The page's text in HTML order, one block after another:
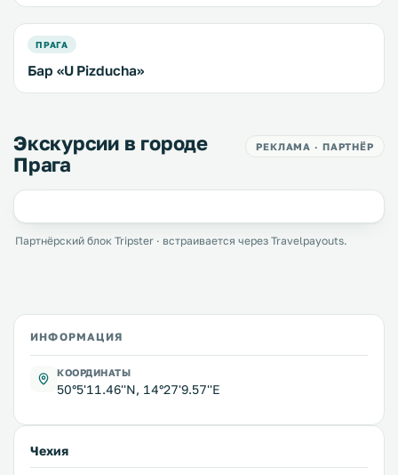
ПРАГА
Бар «U Pizducha»
Экскурсии в городе
Прага
РЕКЛАМА · ПАРТНЁР
Партнёрский блок Tripster · встраивается через Travelpayouts.
ИНФОРМАЦИЯ
КООРДИНАТЫ
50°5'11.46''N, 14°27'9.57''E
Чехия